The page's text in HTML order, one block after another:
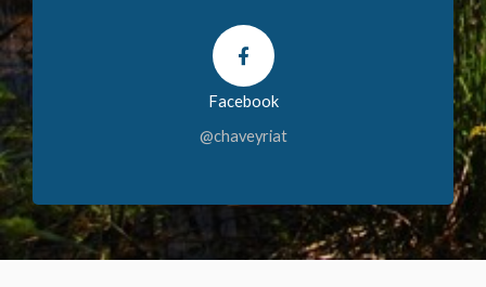
Facebook
@chaveyriat